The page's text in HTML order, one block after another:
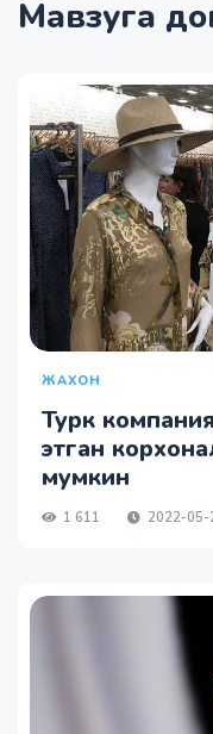
Мавзуга
ЖАХОН
Турк
этган
мумкин
1 611 2022-05-